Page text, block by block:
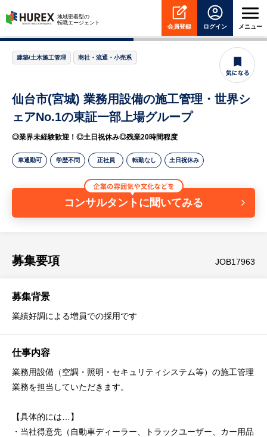
HUREX
地域密着型の
転職エージェント
会員登録 ログイン メニュー
建築/土木施工管理 商社・流通・小売系
仙台市(宮城) 業務用設備の施工管理・世界シ
ェアNo.1の東証一部上場グループ
◎業界未経験歓迎！◎土日祝休み◎残業20時間程度
車通勤可 学歴不問 正社員 転勤なし 土日祝休み
コンサルタントに聞いてみる
募集要項 JOB17963
募集背景
業績好調による増員での採用です
仕事内容
業務用設備（空調・照明・セキュリティシステム等）の施工管理
業務を担当していただきます。
【具体的には…】
・当社得意先（自動車ディーラー、トラックユーザー、カー用品